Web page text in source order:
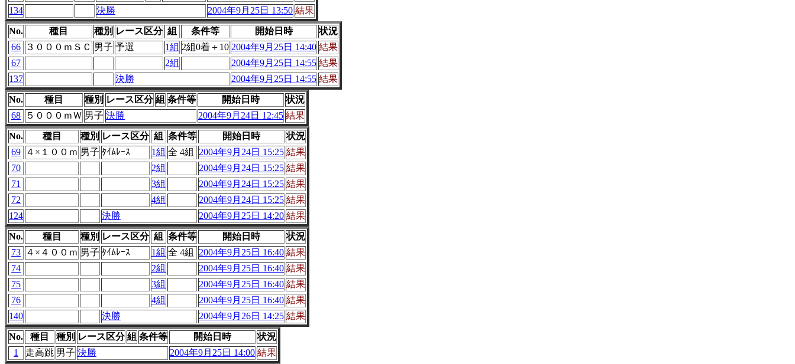
134
決勝 2004年9月25日 13:50 結果
No. 種目 種別 レース区分 組 条件等 開始日時
状況
66
３０００ｍＳＣ 男子 予選 1組 2組0着＋10 2004年9月25日 14:40 結果
67
2組 2004年9月25日 14:55 結果
137
決勝 2004年9月25日 14:55 結果
No. 種目 種別 レース区分 組 条件等 開始日時
状況
68
５０００ｍＷ 男子 決勝 2004年9月24日 12:45 結果
No. 種目 種別 レース区分 組 条件等 開始日時
状況
69
４×１００ｍ 男子 ﾀｲﾑﾚｰｽ 1組 全 4組 2004年9月24日 15:25 結果
70
2組 2004年9月24日 15:25 結果
71
3組 2004年9月24日 15:25 結果
72
4組 2004年9月24日 15:25 結果
124
決勝 2004年9月25日 14:20 結果
No. 種目 種別 レース区分 組 条件等 開始日時
状況
73
４×４００ｍ 男子 ﾀｲﾑﾚｰｽ 1組 全 4組 2004年9月25日 16:40 結果
74
2組 2004年9月25日 16:40 結果
75
3組 2004年9月25日 16:40 結果
76
4組 2004年9月25日 16:40 結果
140
決勝 2004年9月26日 14:25 結果
No. 種目 種別 レース区分 組 条件等 開始日時
状況
1
走高跳 男子 決勝 2004年9月25日 14:00 結果